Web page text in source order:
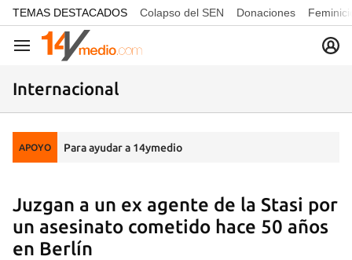
common.go-to-content
TEMAS DESTACADOS Colapso del SEN Donaciones
Navegación
Internacional
APOYO Para ayudar a 14ymedio
Juzgan a un ex agente de la Stasi por
un asesinato cometido hace 50 años
en Berlín